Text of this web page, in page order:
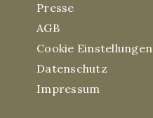
Presse
AGB
Cookie Einstellungen
Datenschutz
Impressum